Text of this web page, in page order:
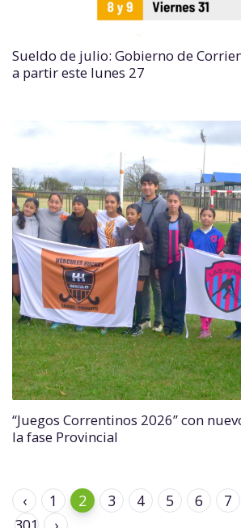
Sueldo de julio: Gobierno de
a partir este lunes 27
“Juegos Correntinos 2026” con
la fase Provincial
‹ 1 2 3 4 5 6 7